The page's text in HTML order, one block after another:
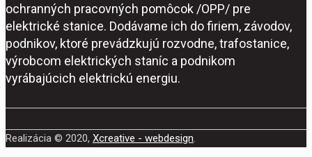
ochranných pracovných pomôcok /OPP/ pre
elektrické stanice. Dodávame ich do firiem, závodov,
podnikov, ktoré prevádzkujú rozvodne, trafostanice,
výrobcom elektrických staníc a podnikom
vyrábajúcich elektrickú energiu.
Realizácia © 2020, Xcreative - webdesign.